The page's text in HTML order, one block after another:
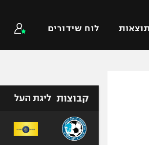
תוצאות לוח שידורים
טניס
כדורעף
קבוצות ליגת העל